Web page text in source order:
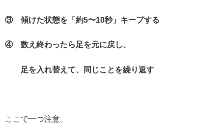
③ 傾けた状態を「約5〜10秒」キープする
④ 数え終わったら足を元に戻し、
足を入れ替えて、同じことを繰り返す
ここで一つ注意。